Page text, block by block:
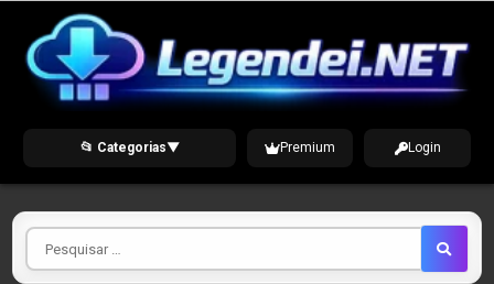
content
📂 Categorias▼ Premium Login
Pesquisar
por